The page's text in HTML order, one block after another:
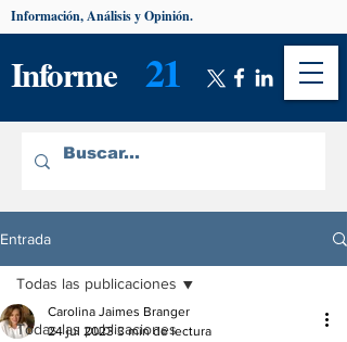
Informe 21
Información, Análisis y Opinión.
Entrada
Todas las publicaciones
Todas las publicaciones
Carolina Jaimes Branger
24 jul 2023 3 min de lectura